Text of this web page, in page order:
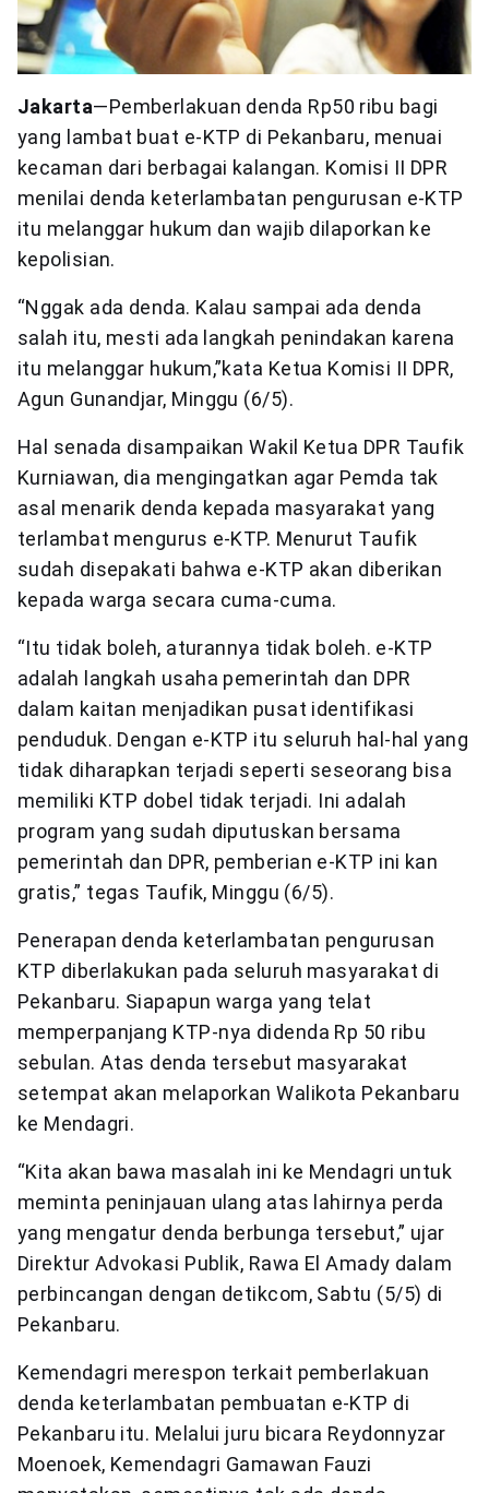
Jakarta—Pemberlakuan denda Rp50 ribu bagi
yang lambat buat e-KTP di Pekanbaru, menuai
kecaman dari berbagai kalangan. Komisi II DPR
menilai denda keterlambatan pengurusan e-KTP
itu melanggar hukum dan wajib dilaporkan ke
kepolisian.
“Nggak ada denda. Kalau sampai ada denda
salah itu, mesti ada langkah penindakan karena
itu melanggar hukum,”kata Ketua Komisi II DPR,
Agun Gunandjar, Minggu (6/5).
Hal senada disampaikan Wakil Ketua DPR Taufik
Kurniawan, dia mengingatkan agar Pemda tak
asal menarik denda kepada masyarakat yang
terlambat mengurus e-KTP. Menurut Taufik
sudah disepakati bahwa e-KTP akan diberikan
kepada warga secara cuma-cuma.
“Itu tidak boleh, aturannya tidak boleh. e-KTP
adalah langkah usaha pemerintah dan DPR
dalam kaitan menjadikan pusat identifikasi
penduduk. Dengan e-KTP itu seluruh hal-hal yang
tidak diharapkan terjadi seperti seseorang bisa
memiliki KTP dobel tidak terjadi. Ini adalah
program yang sudah diputuskan bersama
pemerintah dan DPR, pemberian e-KTP ini kan
gratis,” tegas Taufik, Minggu (6/5).
Penerapan denda keterlambatan pengurusan
KTP diberlakukan pada seluruh masyarakat di
Pekanbaru. Siapapun warga yang telat
memperpanjang KTP-nya didenda Rp 50 ribu
sebulan. Atas denda tersebut masyarakat
setempat akan melaporkan Walikota Pekanbaru
ke Mendagri.
“Kita akan bawa masalah ini ke Mendagri untuk
meminta peninjauan ulang atas lahirnya perda
yang mengatur denda berbunga tersebut,” ujar
Direktur Advokasi Publik, Rawa El Amady dalam
perbincangan dengan detikcom, Sabtu (5/5) di
Pekanbaru.
Kemendagri merespon terkait pemberlakuan
denda keterlambatan pembuatan e-KTP di
Pekanbaru itu. Melalui juru bicara Reydonnyzar
Moenoek, Kemendagri Gamawan Fauzi